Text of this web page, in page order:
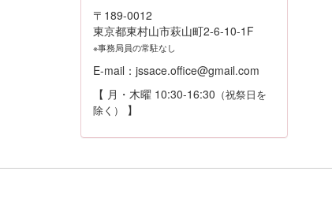
〒189-0012
東京都東村山市萩山町2-6-10-1F
※事務局員の常駐なし
E-mail：jssace.office@gmail.com
【 月・木曜 10:30-16:30 （祝祭日を
除く）
】